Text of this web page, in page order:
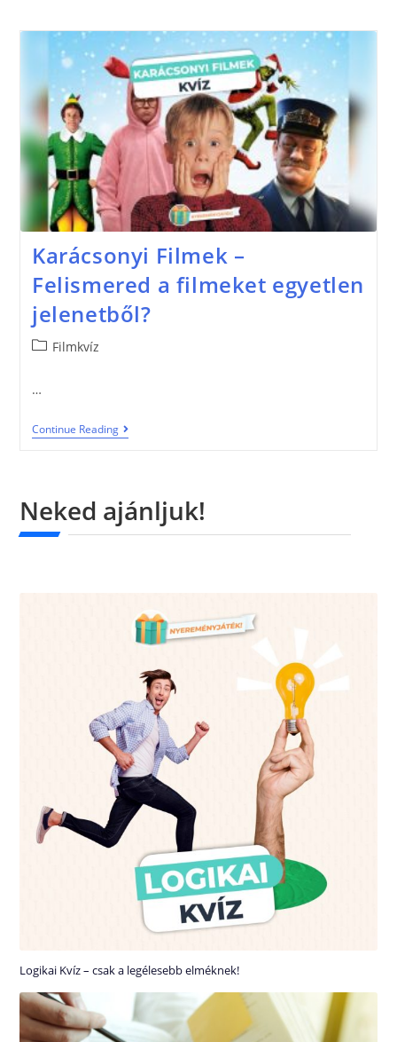
Karácsonyi Filmek –
Felismered a filmeket egyetlen
jelenetből?
Filmkvíz
…
Continue Reading
Neked ajánljuk!
Logikai Kvíz – csak a legélesebb elméknek!